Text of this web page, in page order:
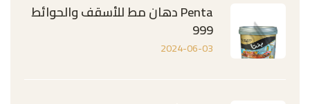
Penta دهان مط للأسقف والحوائط
999
2024-06-03